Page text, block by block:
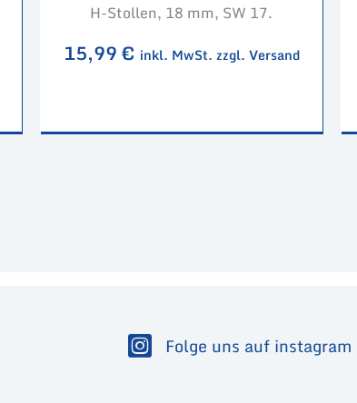
H-Stollen, 18 mm, SW 17.
15,99€ inkl. MwSt. zzgl. Versand
Folge uns auf instagram